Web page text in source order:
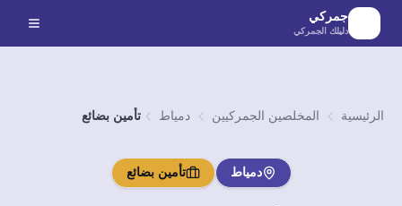
الانتقال إلى المحتوى الرئيسي
جمركي
دليلك الجمركي
الرئيسية المخلصين الجمركيين دمياط تأمين بضائع
دمياط تأمين بضائع